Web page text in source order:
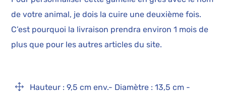
de votre animal, je dois la cuire une deuxième fois.
C’est pourquoi la livraison prendra environ 1 mois de
plus que pour les autres articles du site.
1
Hauteur : 9,5 cm env.- Diamètre : 13,5 cm -